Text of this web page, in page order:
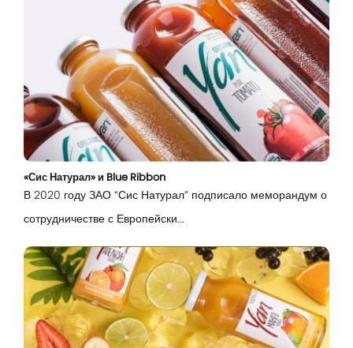
«Сис Натурал» и Blue Ribbon
В 2020 году ЗАО “Сис Натурал” подписало меморандум о
сотрудничестве с Европейски...